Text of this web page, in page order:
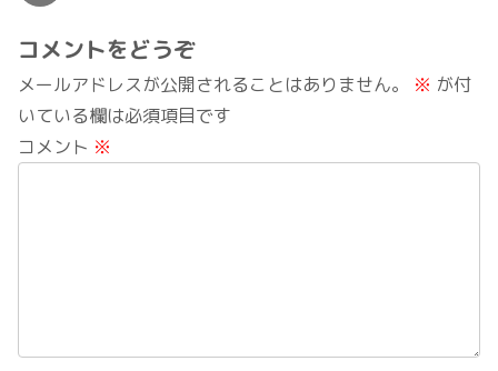
コメントをどうぞ
メールアドレスが公開されることはありません。 ※ が付
いている欄は必須項目です
コメント ※